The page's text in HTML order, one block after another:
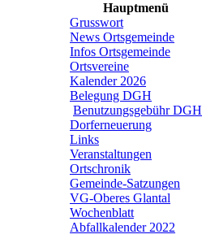
Hauptmenü
Grusswort
News Ortsgemeinde
Infos Ortsgemeinde
Ortsvereine
Kalender 2026
Belegung DGH
Benutzungsgebühr DGH
Dorferneuerung
Links
Veranstaltungen
Ortschronik
Gemeinde-Satzungen
VG-Oberes Glantal
Wochenblatt
Abfallkalender 2022